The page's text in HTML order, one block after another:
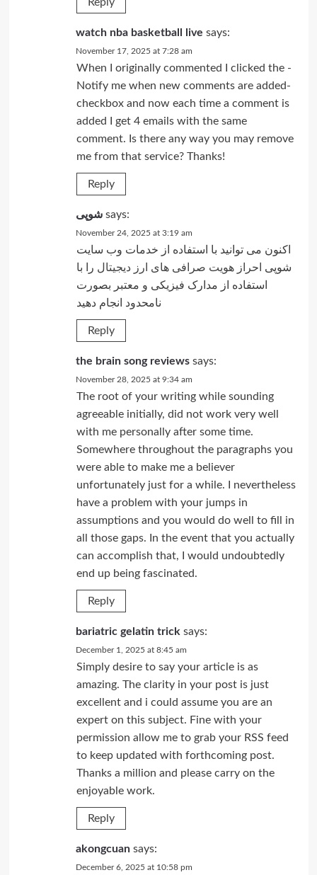
watch nba basketball live says:
November 17, 2025 at 7:28 am
When I originally commented I clicked the -
Notify me when new comments are added-
checkbox and now each time a comment is
added I get 4 emails with the same
comment. Is there any way you may remove
me from that service? Thanks!
Reply
شوپی says:
November 24, 2025 at 3:19 am
اکنون می توانید با استفاده از خدمات وب سایت
شوپی
احراز هویت صرافی های ارز دیجیتال را با
استفاده از مدارک فیزیکی و معتبر بصورت
نامحدود انجام دهید
Reply
the brain song reviews says:
November 28, 2025 at 9:34 am
The root of your writing while sounding
agreeable initially, did not work very well
with me personally after some time.
Somewhere throughout the paragraphs you
were able to make me a believer
unfortunately just for a while. I nevertheless
have a problem with your jumps in
assumptions and you would do well to fill in
all those gaps. In the event that you actually
can accomplish that, I would undoubtedly
end up being fascinated.
Reply
bariatric gelatin trick says:
December 1, 2025 at 8:45 am
Simply desire to say your article is as
amazing. The clarity in your post is just
excellent and i could assume you are an
expert on this subject. Fine with your
permission allow me to grab your RSS feed
to keep updated with forthcoming post.
Thanks a million and please carry on the
enjoyable work.
Reply
akongcuan says:
December 6, 2025 at 10:58 pm